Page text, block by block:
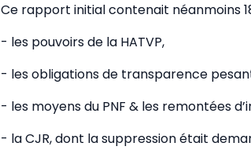
Ce rapport initial contenait néanmoins
- les pouvoirs de la HATVP,
- les obligations de transparence
- les moyens du PNF & les remontées
- la CJR, dont la suppression était